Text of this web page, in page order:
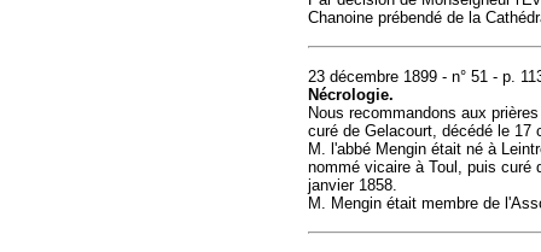
Chanoine prébendé de la
23 décembre 1899 - n° 51 - p.
Nécrologie.
Nous recommandons aux
curé de Gelacourt, décédé le 17
M. l'abbé Mengin était né à
nommé vicaire à Toul, puis curé
janvier 1858.
M. Mengin était membre de